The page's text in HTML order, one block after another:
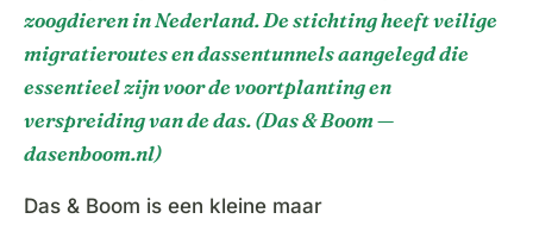
zoogdieren in Nederland. De stichting heeft veilige
migratieroutes en dassentunnels aangelegd die
essentieel zijn voor de voortplanting en
verspreiding van de das. (Das & Boom —
dasenboom.nl)
Das & Boom is een kleine maar